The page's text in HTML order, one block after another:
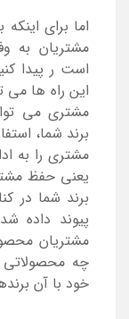
اما برای
مشتریان به
است ر پیدا
این راه ها می
مشتری می
برند شما،
مشتری را به
یعنی حفظ
برند شما در
پیوند داده
مشتریان
چه محصولاتی
خود با آن